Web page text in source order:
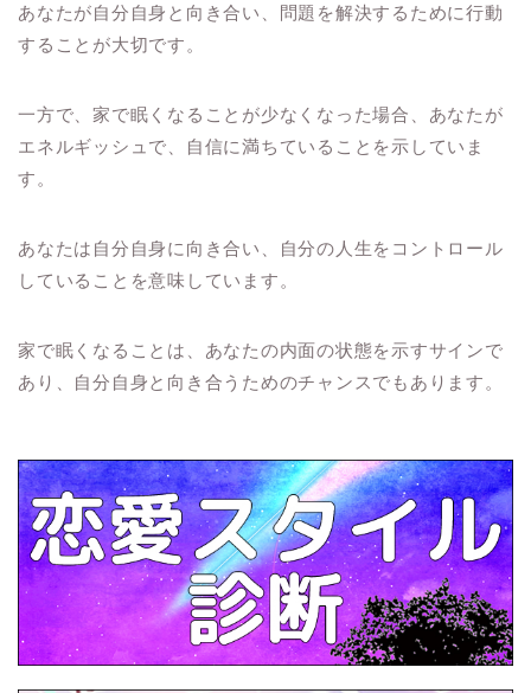
あなたが自分自身と向き合い、問題を解決するために行動
することが大切です。
一方で、家で眠くなることが少なくなった場合、あなたが
エネルギッシュで、自信に満ちていることを示していま
す。
あなたは自分自身に向き合い、自分の人生をコントロール
していることを意味しています。
家で眠くなることは、あなたの内面の状態を示すサインで
あり、自分自身と向き合うためのチャンスでもあります。